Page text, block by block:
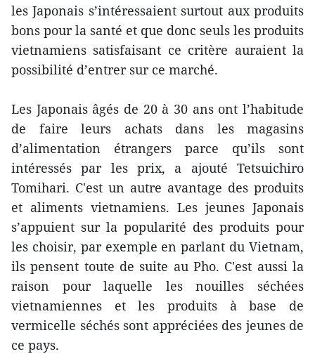
les Japonais s’intéressaient surtout aux produits
bons pour la santé et que donc seuls les produits
vietnamiens satisfaisant ce critère auraient la
possibilité d’entrer sur ce marché.
Les Japonais âgés de 20 à 30 ans ont l’habitude
de faire leurs achats dans les magasins
d’alimentation étrangers parce qu’ils sont
intéressés par les prix, a ajouté Tetsuichiro
Tomihari. C'est un autre avantage des produits
et aliments vietnamiens. Les jeunes Japonais
s’appuient sur la popularité des produits pour
les choisir, par exemple en parlant du Vietnam,
ils pensent toute de suite au Pho. C'est aussi la
raison pour laquelle les nouilles séchées
vietnamiennes et les produits à base de
vermicelle séchés sont appréciées des jeunes de
ce pays.